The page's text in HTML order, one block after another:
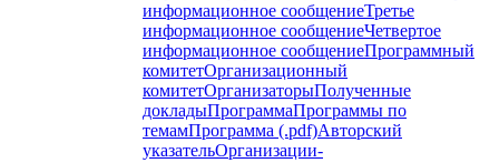
информационное сообщениеТретье
информационное сообщениеЧетвертое
информационное сообщениеПрограммный
комитетОрганизационный
комитетОрганизаторыПолученные
докладыПрограммаПрограммы по
темамПрограмма (.pdf)Авторский
указательОрганизации-